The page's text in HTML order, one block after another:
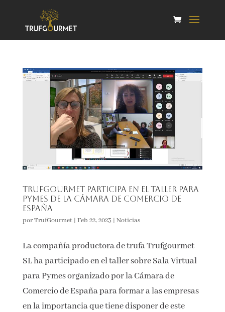
Trufgourmet participa en el taller para
Pymes de la Cámara de Comercio de
España
porTrufGourmet| Feb 22, 2023| Noticias
La compañía productora de trufa Trufgourmet
SL ha participado en el taller sobre Sala Virtual
para Pymes organizado por la Cámara de
Comercio de España para formar a las empresas
en la importancia que tiene disponer de este